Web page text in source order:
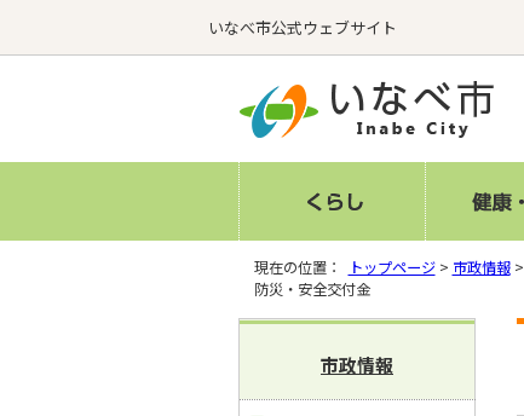
いなべ市公式ウェブサイト
現在の位置： トップページ> 市政情報>
防災・安全交付金
市政情報